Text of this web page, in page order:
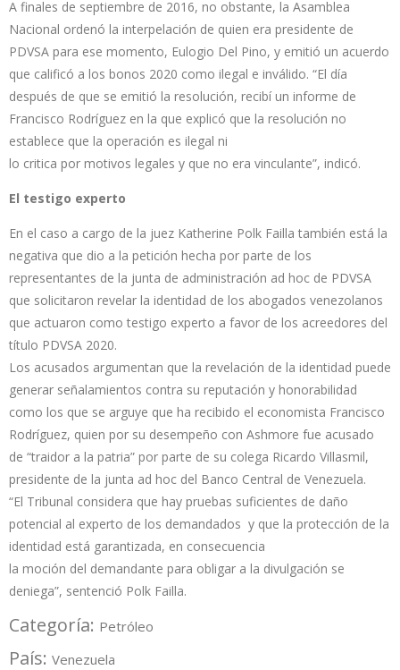
A finales de septiembre de 2016, no obstante, la Asamblea
Nacional ordenó la interpelación de quien era presidente de
PDVSA para ese momento, Eulogio Del Pino, y emitió un acuerdo
que calificó a los bonos 2020 como ilegal e inválido. “El día
después de que se emitió la resolución, recibí un informe de
Francisco Rodríguez en la que explicó que la resolución no
establece que la operación es ilegal ni
lo critica por motivos legales y que no era vinculante”, indicó.
El testigo experto
En el caso a cargo de la juez Katherine Polk Failla también está la
negativa que dio a la petición hecha por parte de los
representantes de la junta de administración ad hoc de PDVSA
que solicitaron revelar la identidad de los abogados venezolanos
que actuaron como testigo experto a favor de los acreedores del
título PDVSA 2020.
Los acusados argumentan que la revelación de la identidad puede
generar señalamientos contra su reputación y honorabilidad
como los que se arguye que ha recibido el economista Francisco
Rodríguez, quien por su desempeño con Ashmore fue acusado
de “traidor a la patria” por parte de su colega Ricardo Villasmil,
presidente de la junta ad hoc del Banco Central de Venezuela.
“El Tribunal considera que hay pruebas suficientes de daño
potencial al experto de los demandados y que la protección de la
identidad está garantizada, en consecuencia
la moción del demandante para obligar a la divulgación se
deniega”, sentenció Polk Failla.
Categoría: Petróleo
País: Venezuela